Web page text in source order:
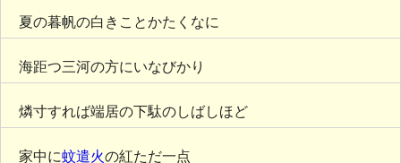
夏の暮帆の白きことかたくなに
海距つ三河の方にいなびかり
燐寸すれば端居の下駄のしばしほど
家中に蚊遣火の紅ただ一点